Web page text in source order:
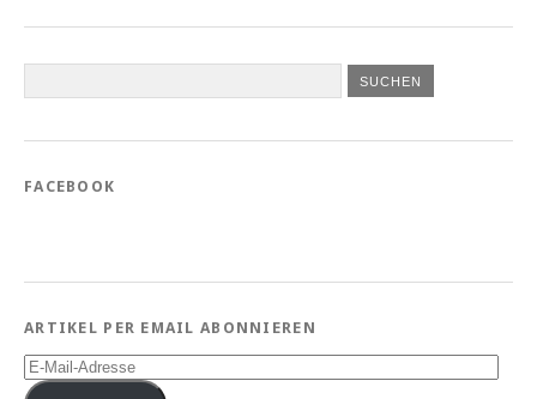
FACEBOOK
ARTIKEL PER EMAIL ABONNIEREN
E-
Mail-